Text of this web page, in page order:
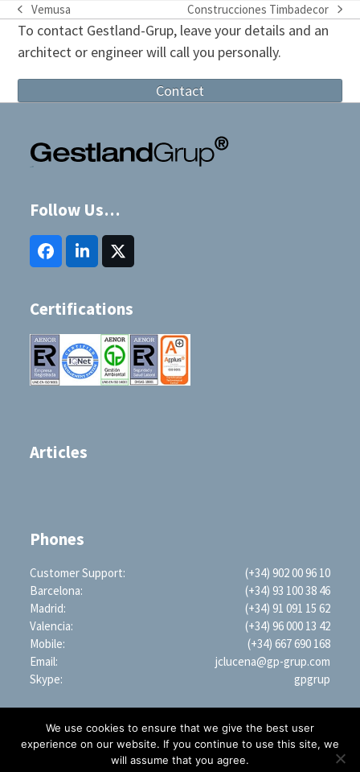
previous
post:
Vemusa
next
post:
Construcciones Timbadecor
To contact Gestland-Grup, leave your details and an
architect or engineer will call you personally.
Contact
Follow Us…
FacebookLinkedInTwitter
(deprecated)
Certifications
Articles
Phones
Customer Support:
(+34) 902 00 96 10
Barcelona:
(+34) 93 100 38 46
Madrid:
(+34) 91 091 15 62
Valencia:
(+34) 96 000 13 42
Mobile:
(+34) 667 690 168
Email:
jclucena@gp-grup.com
Skype:
gpgrup
PROFESSIONAL SEARCH ENGINE WORLDWIDE (LLC)
We use cookies to ensure that we give the best user
experience on our website. If you continue to use this site, we
will assume that you agree.